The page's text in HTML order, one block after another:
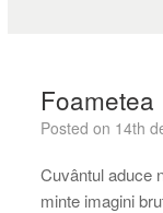
Foametea
Posted on 14th
Cuvântul aduce
minte imagini